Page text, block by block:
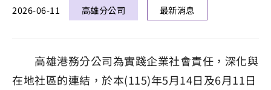
2026-06-11 高雄分公司 最新消息
高雄港務分公司為實踐企業社會責任，深化與
在地社區的連結，於本(115)年5月14日及6月11日